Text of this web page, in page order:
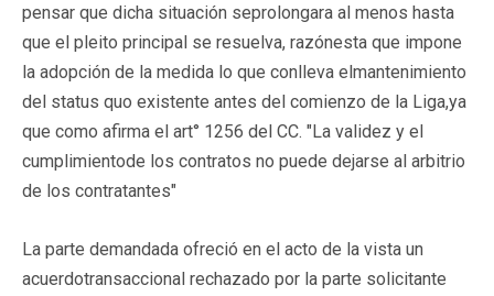
pensar que dicha situación seprolongara al menos hasta
que el pleito principal se resuelva, razónesta que impone
la adopción de la medida lo que conlleva elmantenimiento
del status quo existente antes del comienzo de la Liga,ya
que como afirma el art° 1256 del CC. "La validez y el
cumplimientode los contratos no puede dejarse al arbitrio
de los contratantes"
La parte demandada ofreció en el acto de la vista un
acuerdotransaccional rechazado por la parte solicitante